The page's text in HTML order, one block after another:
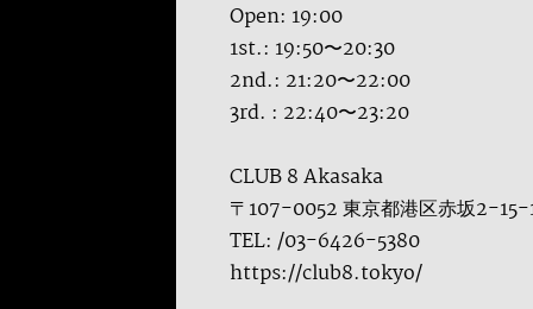
Open: 19:00
1st.: 19:50〜20:30
2nd.: 21:20〜22:00
3rd. : 22:40〜23:20
CLUB 8 Akasaka
〒107-0052 東京都港区赤坂2-15-
TEL: /03-6426-5380
https://club8.tokyo/